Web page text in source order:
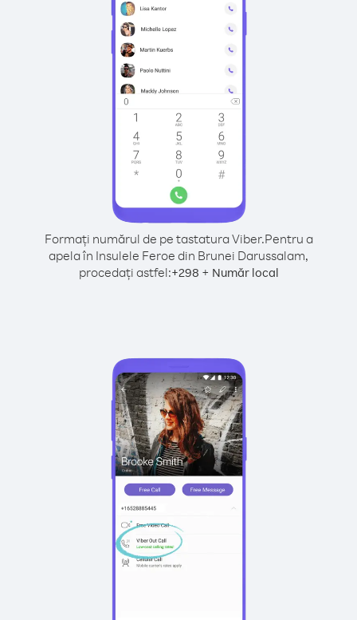
Formați numărul de pe tastatura Viber.Pentru a
apela în Insulele Feroe din Brunei Darussalam,
procedați astfel:+298 + Număr local